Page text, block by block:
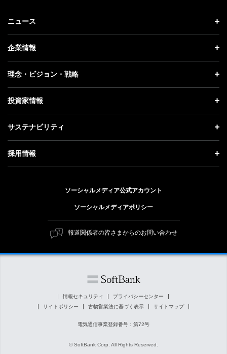
ニュース
ニュース トップ
プレスリリース
更新情報
記者説明会
企業情報
企業情報 トップ
社長メッセージ
事業紹介
ガバナンス
理念・ビジョン・戦略
理念・ビジョン・戦略 トップ
成長戦略「Activate AI for Society」
人材戦略
投資家情報
投資家情報 トップ
経営方針
個人投資家の皆さまへ
株式と社債について
サステナビリティ
サステナビリティ トップ
トップメッセージ
ESG方針・体制
マテリアリティ（重要課題）
ESGの主な取り組み
外部評価・イニシアチブ
採用情報
障がい者採用
ソフトバンク クルー採用
ソーシャルメディア公式アカウント
ソーシャルメディアポリシー
報道関係者の皆さまからのお問い合わせ
情報セキュリティ
プライバシーセンター
サイトポリシー
古物営業法に基づく表示 サイトマップ
電気通信事業登録番号：第72号
© SoftBank Corp. All Rights Reserved.